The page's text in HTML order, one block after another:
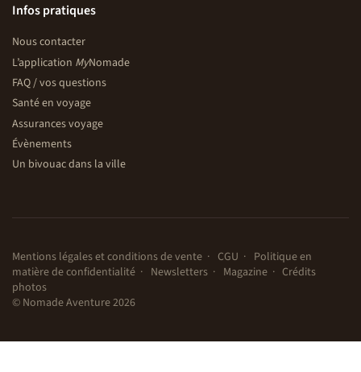
Infos pratiques
Nous contacter
L’application MyNomade
FAQ / vos questions
Santé en voyage
Assurances voyage
Évènements
Un bivouac dans la ville
Mentions légales et conditions de vente CGU
Politique en
matière de confidentialité
Newsletters Magazine
Crédits
photos
© Nomade Aventure 2026